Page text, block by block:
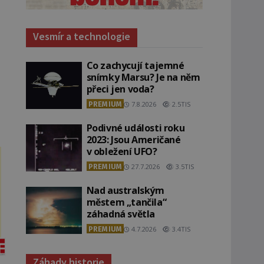
Vesmír a technologie
Co zachycují tajemné
snímky Marsu? Je na něm
přeci jen voda?
PREMIUM 7.8.2026 2.5TIS
Podivné události roku
2023: Jsou Američané
v obležení UFO?
PREMIUM 27.7.2026 3.5TIS
Nad australským
městem „tančila“
záhadná světla
PREMIUM 4.7.2026 3.4TIS